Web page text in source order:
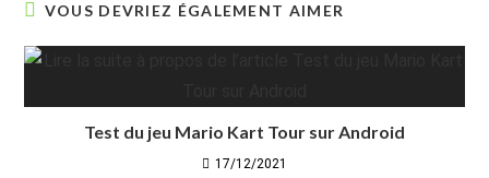
VOUS DEVRIEZ ÉGALEMENT AIMER
Test du jeu Mario Kart Tour sur Android
17/12/2021